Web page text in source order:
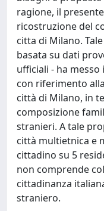
ragione, il
ricostruzione del
citta di Milano.
basata su dati
ufficiali - ha
con riferimento
città di Milano, in
composizione
stranieri. A tale
città multietnica e
cittadino su 5
non comprende
cittadinanza
straniero.